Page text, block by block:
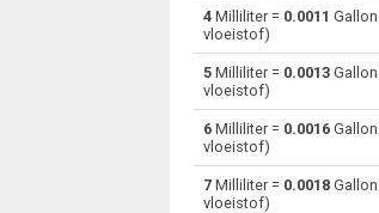
ml
ml Milliliter naar
ml Milliliter naar
ml Milliliter
4 Milliliter = 0.0011
vloeistof)
5 Milliliter = 0.0013
vloeistof)
6 Milliliter = 0.0016
vloeistof)
7 Milliliter = 0.0018
vloeistof)